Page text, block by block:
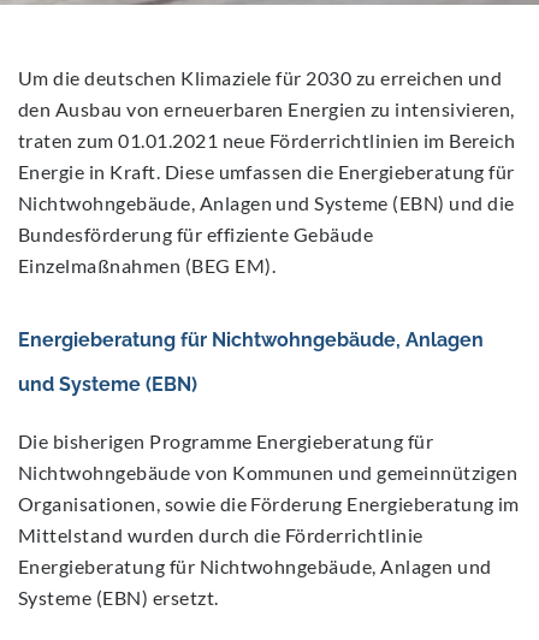
Um die deutschen Klimaziele für 2030 zu erreichen und
den Ausbau von erneuerbaren Energien zu intensivieren,
traten zum 01.01.2021 neue Förderrichtlinien im Bereich
Energie in Kraft. Diese umfassen die Energieberatung für
Nichtwohngebäude, Anlagen und Systeme (EBN) und die
Bundesförderung für effiziente Gebäude
‎Einzelmaßnahmen (BEG EM).
Energieberatung für Nichtwohngebäude, Anlagen
und Systeme (EBN)
Die bisherigen Programme Energieberatung für
Nichtwohngebäude von Kommunen und gemeinnützigen
Organisationen, sowie die Förderung Energieberatung im
Mittelstand wurden durch die Förderrichtlinie
Energieberatung für Nichtwohngebäude, Anlagen und
Systeme (EBN) ersetzt.